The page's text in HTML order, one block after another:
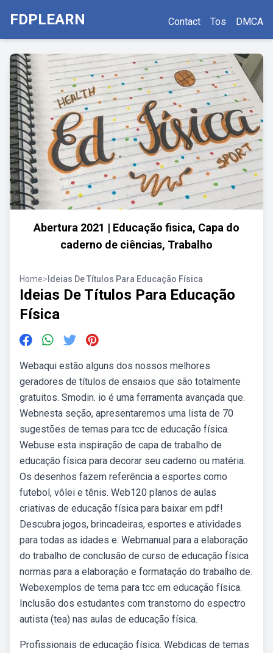
FDPLEARN Contact Tos DMCA
Abertura 2021 | Educação fisica, Capa do
caderno de ciências, Trabalho
Home> Ideias De Títulos Para Educação Física
Ideias De Títulos Para Educação
Física
Webaqui estão alguns dos nossos melhores
geradores de títulos de ensaios que são totalmente
gratuitos. Smodin. io é uma ferramenta avançada que.
Webnesta seção, apresentaremos uma lista de 70
sugestões de temas para tcc de educação física.
Webuse esta inspiração de capa de trabalho de
educação física para decorar seu caderno ou matéria.
Os desenhos fazem referência a esportes como
futebol, vôlei e tênis. Web120 planos de aulas
criativas de educação física para baixar em pdf!
Descubra jogos, brincadeiras, esportes e atividades
para todas as idades e. Webmanual para a elaboração
do trabalho de conclusão de curso de educação física
normas para a elaboração e formatação do trabalho de.
Webexemplos de tema para tcc em educação física.
Inclusão dos estudantes com transtorno do espectro
autista (tea) nas aulas de educação física.
Profissionais de educação física. Webdicas de temas